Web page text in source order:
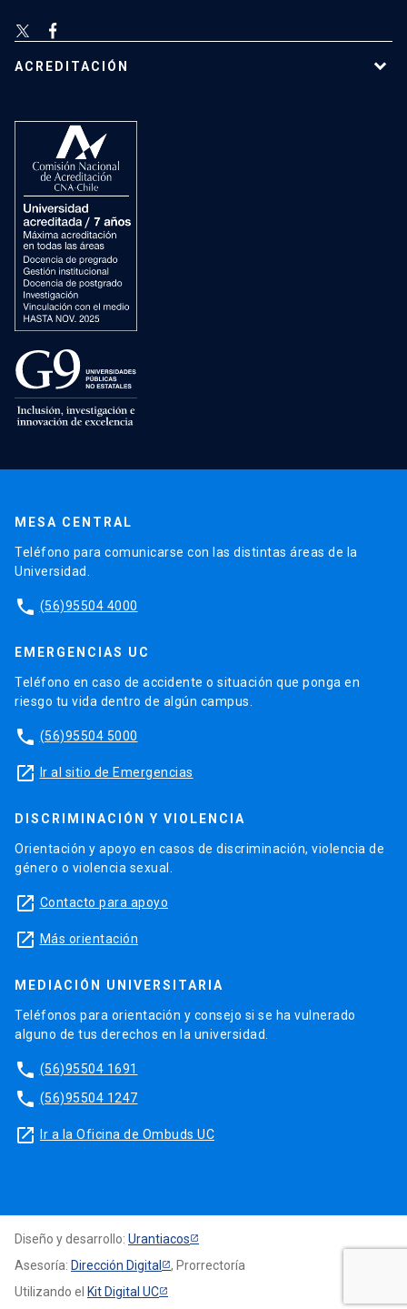
ACREDITACIÓN
MESA CENTRAL
Teléfono para comunicarse con las distintas áreas de la
Universidad.
phone (56)95504 4000
EMERGENCIAS UC
Teléfono en caso de accidente o situación que ponga en
riesgo tu vida dentro de algún campus.
phone (56)95504 5000
launch Ir al sitio de Emergencias
DISCRIMINACIÓN Y VIOLENCIA
Orientación y apoyo en casos de discriminación, violencia de
género o violencia sexual.
launch Contacto para apoyo
launch Más orientación
MEDIACIÓN UNIVERSITARIA
Teléfonos para orientación y consejo si se ha vulnerado
alguno de tus derechos en la universidad.
phone (56)95504 1691
phone (56)95504 1247
launch Ir a la Oficina de Ombuds UC
Diseño y desarrollo: Urantiacos
Asesoría: Dirección Digital
, Prorrectoría
Utilizando el Kit Digital UC